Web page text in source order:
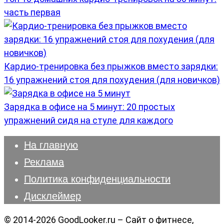
часть первая
Кардио-тренировка без прыжков вместо зарядки:
16 упражнений стоя для похудения (для новичков)
Зарядка в офисе на 5 минут: 20 простых
упражнений сидя на стуле для каждого
На главную
Реклама
Политика конфиденциальности
Дисклеймер
© 2014-2026 GoodLooker.ru – Сайт о фитнесе,